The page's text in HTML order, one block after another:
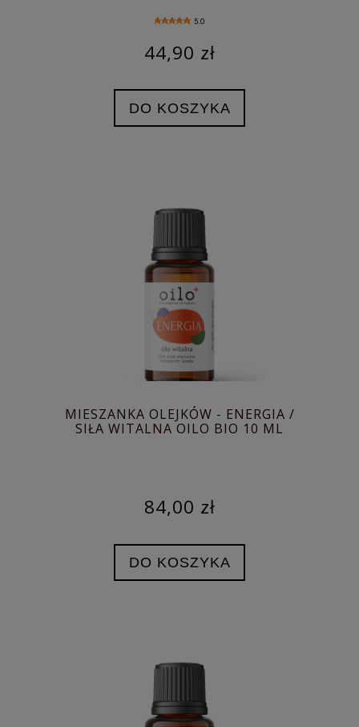
5.0
44,90 zł
DO KOSZYKA
MIESZANKA OLEJKÓW - ENERGIA /
SIŁA WITALNA OILO BIO 10 ML
84,00 zł
DO KOSZYKA